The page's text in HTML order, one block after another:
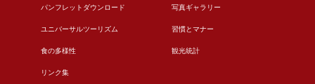
パンフレットダウンロード 写真ギャラリー
ユニバーサルツーリズム 習慣とマナー
食の多様性 観光統計
リンク集